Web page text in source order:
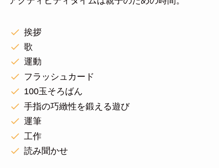
挨拶
歌
運動
フラッシュカード
100玉そろばん
手指の巧緻性を鍛える遊び
運筆
工作
読み聞かせ